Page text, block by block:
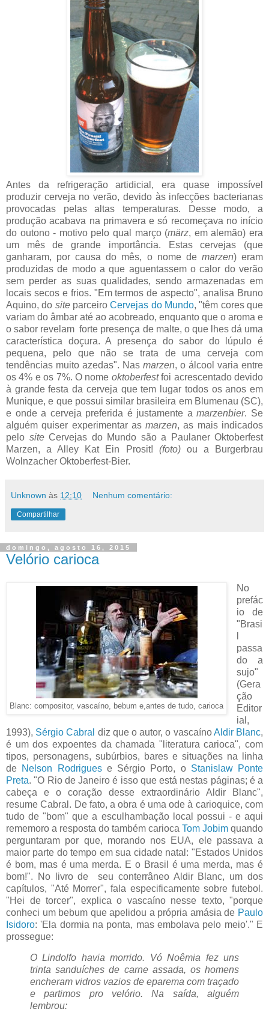
Antes da refrigeração artidicial, era quase impossível
produzir cerveja no verão, devido às infecções bacterianas
provocadas pelas altas temperaturas. Desse modo, a
produção acabava na primavera e só recomeçava no início
do outono - motivo pelo qual março (märz, em alemão) era
um mês de grande importância. Estas cervejas (que
ganharam, por causa do mês, o nome de marzen) eram
produzidas de modo a que aguentassem o calor do verão
sem perder as suas qualidades, sendo armazenadas em
locais secos e frios. "Em termos de aspecto", analisa Bruno
Aquino, do siteparceiroCervejas do Mundo, "têm cores que
variam do âmbar até ao acobreado, enquanto que o aroma e
o sabor revelam forte presença de malte, o que lhes dá uma
característica doçura. A presença do sabor do lúpulo é
pequena, pelo que não se trata de uma cerveja com
tendências muito azedas". Nas marzen, o álcool varia entre
os 4% e os 7%. O nome oktoberfestfoi acrescentado devido
à grande festa da cerveja que tem lugar todos os anos em
Munique, e que possui similar brasileira em Blumenau (SC),
e onde a cerveja preferida é justamente amarzenbier. Se
alguém quiser experimentar asmarzen, as mais indicados
pelo siteCervejas do Mundo são a Paulaner Oktoberfest
Marzen, a Alley Kat Ein Prosit! (foto) ou a Burgerbrau
Wolnzacher Oktoberfest-Bier.
Unknown às 12:10 Nenhum comentário:
Compartilhar
domingo, agosto 16, 2015
Velório carioca
Blanc: compositor, vascaíno, bebum e,antes de tudo, carioca
No
prefác
io de
"Brasi
passa
do a
sujo"
(Gera
ção
Editor
ial,
1993), Sérgio Cabral diz que o autor, o vascaínoAldir Blanc,
é um dos expoentes da chamada "literatura carioca", com
tipos, personagens, subúrbios, bares e situações na linha
de Nelson Rodriguese Sérgio Porto, o Stanislaw Ponte
Preta. "O Rio de Janeiro é isso que está nestas páginas; é a
cabeça e o coração desse extraordinário Aldir Blanc",
resume Cabral. De fato, a obra é uma ode à carioquice, com
tudo de "bom" que a esculhambação local possui - e aqui
rememoro a resposta do também carioca Tom Jobim quando
perguntaram por que, morando nos EUA, ele passava a
maior parte do tempo em sua cidade natal: "Estados Unidos
é bom, mas é uma merda. E o Brasil é uma merda, mas é
bom!". No livro de seu conterrâneo Aldir Blanc, um dos
capítulos, "Até Morrer", fala especificamente sobre futebol.
"Hei de torcer", explica o vascaíno nesse texto, "porque
conheci um bebum que apelidou a própria amásia de Paulo
Isidoro: 'Ela dormia na ponta, mas embolava pelo meio'." E
prossegue:
O Lindolfo havia morrido. Vó Noêmia fez uns
trinta sanduíches de carne assada, os homens
encheram vidros vazios de eparema com traçado
e partimos pro velório. Na saída, alguém
lembrou: